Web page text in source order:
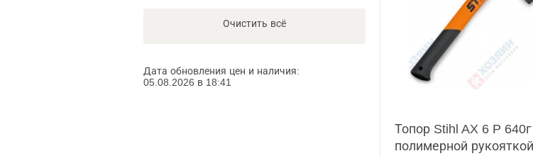
Очистить всё
Дата обновления цен и наличия:
05.08.2026 в 18:41
Топор Stihl AX 6 P
полимерной рукояткой